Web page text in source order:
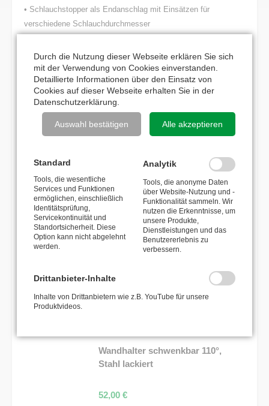
• Schlauchstopper als Endanschlag mit Einsätzen für
verschiedene Schlauchdurchmesser
Durchmesser)
• Drehgelenk Stahl verzinkt, 3/8“IG BSP, Dichtung Polyurethan,
max. 80°C (max. Temperatur Schlauch beachten)
• Rollenfenster in 3 Positionen verstellbar
• Maße im Datenblatt aufgeführt
Schlauchaufroller OSM 400
758,00
Schlauchaufroller OSK 400
PASSENDES ZUBEHÖR
Wandhalter schwenkbar 110°,
Stahl lackiert
52,00 €
Durch die Nutzung dieser Webseite erklären Sie sich
mit der Verwendung von Cookies einverstanden.
Detaillierte Informationen über den Einsatz von
Cookies auf dieser Webseite erhalten Sie in der
Datenschutzerklärung
Auswahl bestätigen Alle akzeptieren
Standard
Tools, die wesentliche
Services und Funktionen
ermöglichen, einschließlich
Identitätsprüfung,
Servicekontinuität und
Standortsicherheit. Diese
Option kann nicht abgelehnt
werden.
Analytik
Tools, die anonyme Daten
über Website-Nutzung und -
Funktionalität sammeln. Wir
nutzen die Erkenntnisse, um
unsere Produkte,
Dienstleistungen und das
Benutzererlebnis zu
verbessern.
Drittanbieter-Inhalte
Inhalte von Drittanbietern wie z.B. YouTube für unsere
Produktvideos.